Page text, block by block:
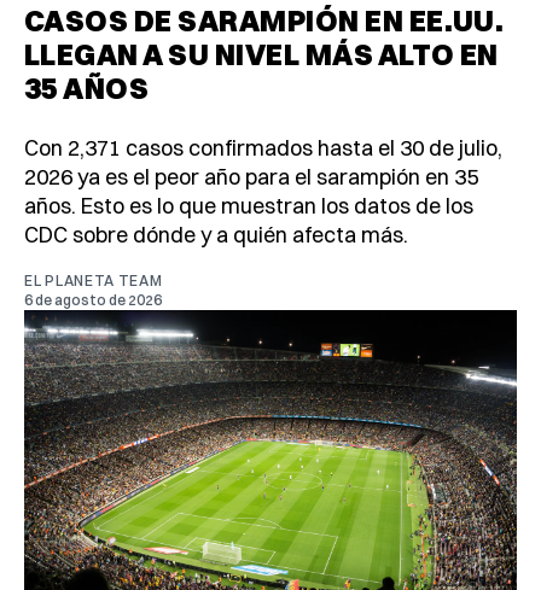
CASOS DE SARAMPIÓN EN EE.UU.
LLEGAN A SU NIVEL MÁS ALTO EN
35 AÑOS
Con 2,371 casos confirmados hasta el 30 de julio,
2026 ya es el peor año para el sarampión en 35
años. Esto es lo que muestran los datos de los
CDC sobre dónde y a quién afecta más.
EL PLANETA TEAM
6 de agosto de 2026